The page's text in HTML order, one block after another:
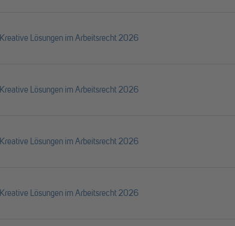
Kreative Lösungen im Arbeitsrecht 2026
Kreative Lösungen im Arbeitsrecht 2026
Kreative Lösungen im Arbeitsrecht 2026
Kreative Lösungen im Arbeitsrecht 2026